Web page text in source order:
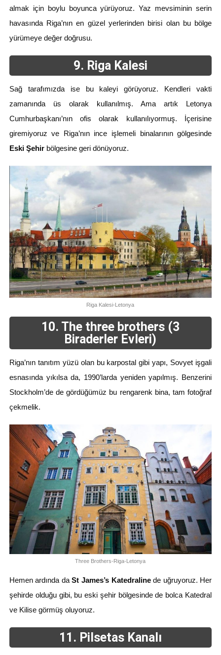
almak için boylu boyunca yürüyoruz. Yaz mevsiminin serin
havasında Riga’nın en güzel yerlerinden birisi olan bu bölge
yürümeye değer doğrusu.
9. Riga Kalesi
Sağ tarafımızda ise bu kaleyi görüyoruz. Kendleri vakti
zamanında üs olarak kullanılmış. Ama artık Letonya
Cumhurbaşkanı’nın ofis olarak kullanılıyormuş. İçerisine
giremiyoruz ve Riga’nın ince işlemeli binalarının gölgesinde
Eski Şehirbölgesine geri dönüyoruz.
Riga Kalesi-Letonya
10. The three brothers (3
Biraderler Evleri)
Riga’nın tanıtım yüzü olan bu karpostal gibi yapı, Sovyet işgali
esnasında yıkılsa da, 1990’larda yeniden yapılmış. Benzerini
Stockholm’de de gördüğümüz bu rengarenk bina, tam fotoğraf
çekmelik.
Three Brothers-Riga-Letonya
Hemen ardında daSt James’s Katedralinede uğruyoruz. Her
şehirde olduğu gibi, bu eski şehir bölgesinde de bolca Katedral
ve Kilise görmüş oluyoruz.
11. Pilsetas Kanalı